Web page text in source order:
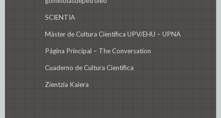
SCIENTIA
Máster de Cultura Científica UPV/EHU – UPNA
Página Principal – The Conversation
Cuaderno de Cultura Científica
Zientzia Kaiera